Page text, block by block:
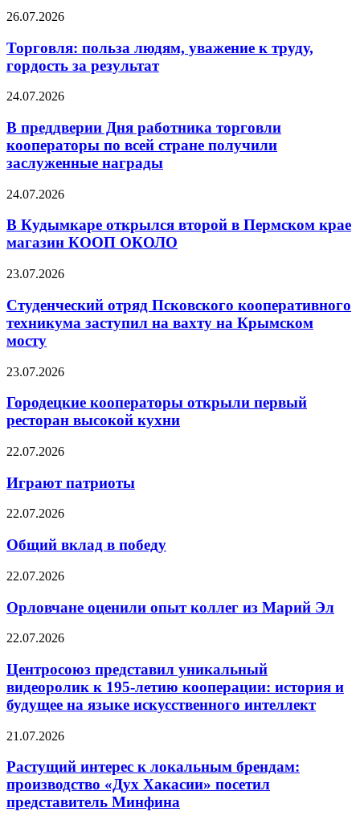
26.07.2026
Торговля: польза людям, уважение к труду,
гордость за результат
24.07.2026
В преддверии Дня работника торговли
кооператоры по всей стране получили
заслуженные награды
24.07.2026
В Кудымкаре открылся второй в Пермском крае
магазин КООП ОКОЛО
23.07.2026
Студенческий отряд Псковского кооперативного
техникума заступил на вахту на Крымском
мосту
23.07.2026
Городецкие кооператоры открыли первый
ресторан высокой кухни
22.07.2026
Играют патриоты
22.07.2026
Общий вклад в победу
22.07.2026
Орловчане оценили опыт коллег из Марий Эл
22.07.2026
Центросоюз представил уникальный
видеоролик к 195-летию кооперации: история и
будущее на языке искусственного интеллект
21.07.2026
Растущий интерес к локальным брендам:
производство «Дух Хакасии» посетил
представитель Минфина